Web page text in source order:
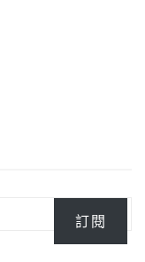
訂閱